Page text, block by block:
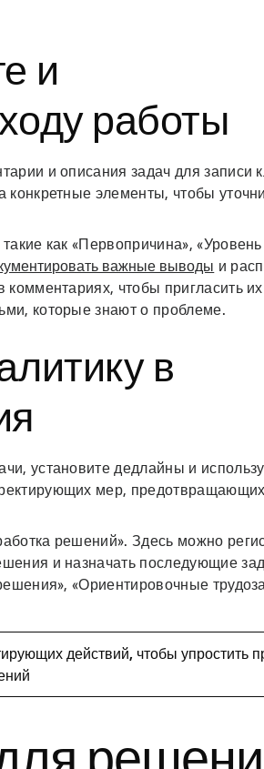
и
работы
и описания задач для записи
конкретные элементы, чтобы
как «Первопричина», «Уровень
важные выводы и
чтобы пригласить их
которые знают о проблеме.
в
установите дедлайны и
мер, предотвращающих
решений». Здесь можно
и назначать последующие
«Ориентировочные
действий, чтобы упростить